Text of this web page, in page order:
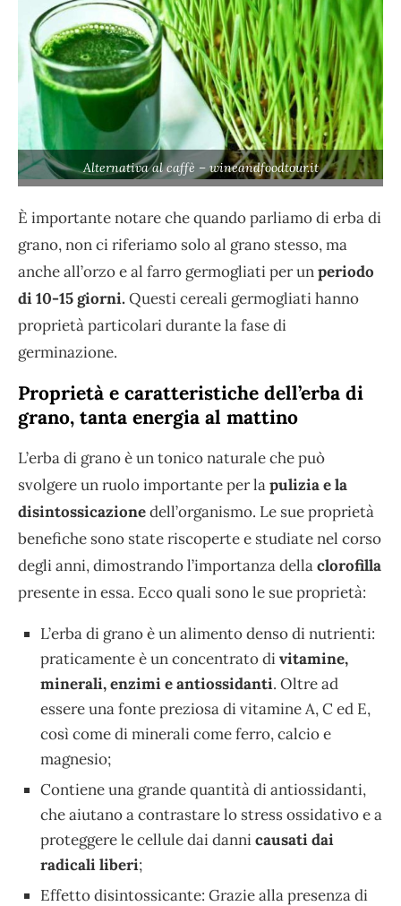
Alternativa al caffè – wineandfoodtour.it
È importante notare che quando parliamo di erba di
grano, non ci riferiamo solo al grano stesso, ma
anche all’orzo e al farro germogliati per unperiodo
di 10-15 giorni. Questi cereali germogliati hanno
proprietà particolari durante la fase di
germinazione.
Proprietà e caratteristiche dell’erba di
grano, tanta energia al mattino
L’erba di grano è un tonico naturale che può
svolgere un ruolo importante per lapulizia e la
disintossicazionedell’organismo. Le sue proprietà
benefiche sono state riscoperte e studiate nel corso
degli anni, dimostrando l’importanza dellaclorofilla
presente in essa. Ecco quali sono le sue proprietà:
L’erba di grano è un alimento denso di nutrienti:
praticamente è un concentrato divitamine,
minerali, enzimi e antiossidanti. Oltre ad
essere una fonte preziosa di vitamine A, C ed E,
così come di minerali come ferro, calcio e
magnesio;
Contiene una grande quantità di antiossidanti,
che aiutano a contrastare lo stress ossidativo e a
proteggere le cellule dai dannicausati dai
radicali liberi;
Effetto disintossicante: Grazie alla presenza di